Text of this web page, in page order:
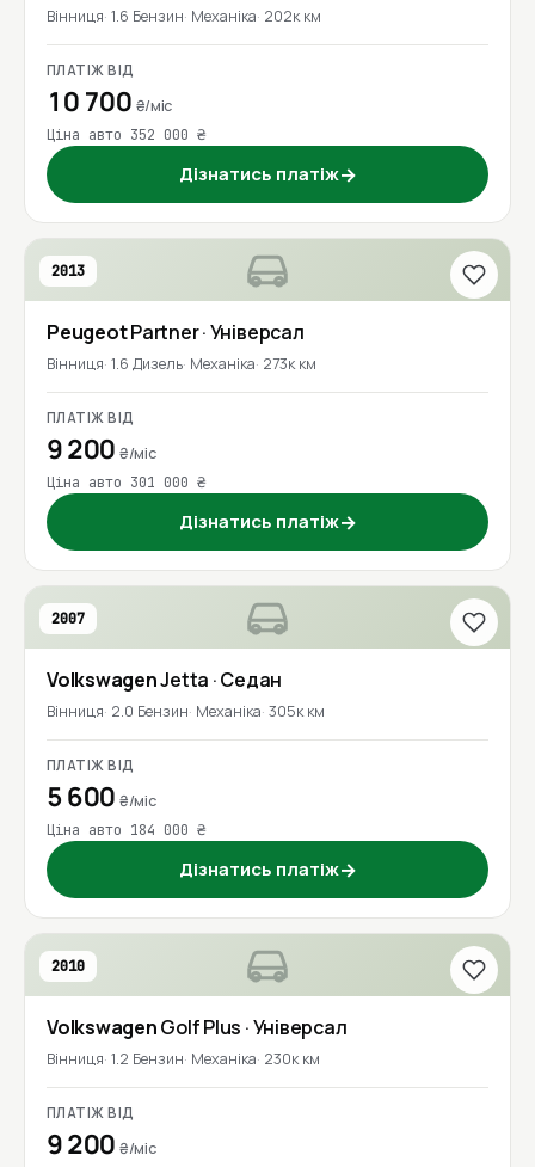
Вінниця 1.6 Бензин Механіка 202к км
ПЛАТІЖ ВІД
10 700 ₴/міс
Ціна авто 352 000 ₴
Дізнатись платіж→
2013
PeugeotPartner· Універсал
Вінниця 1.6 Дизель Механіка 273к км
ПЛАТІЖ ВІД
9 200₴/міс
Ціна авто 301 000 ₴
Дізнатись платіж→
2007
VolkswagenJetta · Седан
Вінниця 2.0 Бензин Механіка 305к км
ПЛАТІЖ ВІД
5 600₴/міс
Ціна авто 184 000 ₴
Дізнатись платіж→
2010
VolkswagenGolf Plus · Універсал
Вінниця 1.2 Бензин Механіка 230к км
ПЛАТІЖ ВІД
9 200₴/міс